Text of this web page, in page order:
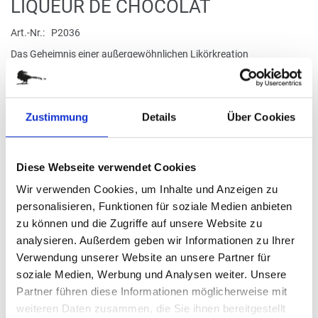
Zustimmung Details Über Cookies
Diese Webseite verwendet Cookies
Wir verwenden Cookies, um Inhalte und Anzeigen zu
personalisieren, Funktionen für soziale Medien anbieten
zu können und die Zugriffe auf unsere Website zu
analysieren. Außerdem geben wir Informationen zu Ihrer
Verwendung unserer Website an unsere Partner für
soziale Medien, Werbung und Analysen weiter. Unsere
Partner führen diese Informationen möglicherweise mit
weiteren Daten zusammen, die Sie ihnen bereitgestellt
Anfang
der
Bildergalerie
LIQUEUR DE CHOCOLAT
Art.-Nr.
P2036
Das Geheimnis einer außergewöhnlichen Likörkreation
Informationen zu enthaltenen Lebensmitteln
verfügbar
Stück
16,95 €
(44,29 € / kg)
(inkl. MwSt.|zzgl. MwSt.)
zzgl. MwSt., zzgl.Versandkosten
IN DEN WARENKORB